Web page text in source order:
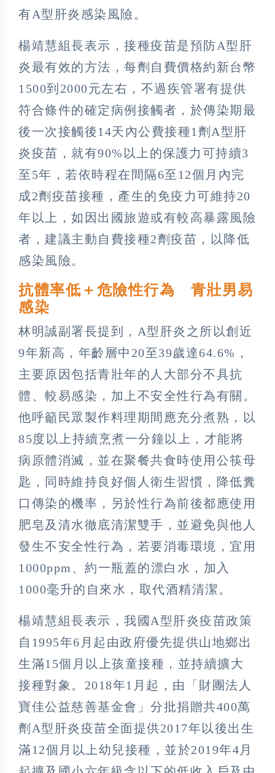
有A型肝炎感染風險。
楊靖慧組長表示，接種疫苗是預防A型肝
炎最有效的方法，每劑自費價格約新台幣
1500到2000元左右，不過疾管署有提供
符合條件的確定病例接觸者，於傳染期最
後一次接觸後14天內公費接種1劑A型肝
炎疫苗，就有90%以上的保護力可持續3
至5年，若依時程在間隔6至12個月內完
成2劑疫苗接種，產生的免疫力可維持20
年以上，如因出國旅遊或有較高暴露風險
者，建議主動自費接種2劑疫苗，以降低
感染風險。
抗體率低＋危險性行為 青壯男易
感染
林明誠副署長提到，A型肝炎之所以創近
9年新高，年齡層中20至39歲達64.6%，
主要原因包括青壯年的人大部分不具抗
體、較易感染，加上不安全性行為有關。
他呼籲民眾製作料理期間應充分煮熟，以
85度以上持續烹煮一分鐘以上，才能將
病原體消滅，並在聚餐共食時使用公筷母
匙，同時維持良好個人衛生習慣，降低糞
口傳染的機率，另於性行為前後都應使用
肥皂及清水徹底清潔雙手，並避免與他人
發生不安全性行為，若要消毒環境，宜用
1000ppm、約一瓶蓋的漂白水，加入
1000毫升的自來水，取代酒精清潔。
楊靖慧組長表示，我國A型肝炎疫苗政策
自1995年6月起由政府優先提供山地鄉出
生滿15個月以上孩童接種，並持續擴大
接種對象。2018年1月起，由「財團法人
寶佳公益慈善基金會」分批捐贈共400萬
劑A型肝炎疫苗全面提供2017年以後出生
滿12個月以上幼兒接種，並於2019年4月